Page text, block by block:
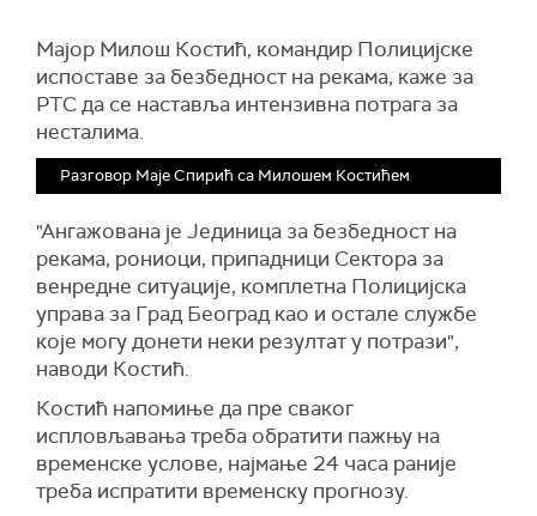
Мајор Милош Костић, командир Полицијске
испоставе за безбедност на рекама, каже за
РТС да се наставља интензивна потрага за
несталима.
Разговор Маје Спирић са Милошем Костићем
"Ангажована је Јединица за безбедност на
рекама, рониоци, припадници Сектора за
венредне ситуације, комплетна Полицијска
управа за Град Београд као и остале службе
које могу донети неки резултат у потрази",
наводи Костић.
Костић напомиње да пре сваког
испловљавања треба обратити пажњу на
временске услове, најмање 24 часа раније
треба испратити временску прогнозу.